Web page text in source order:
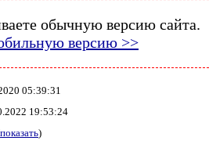
обычную версию сайта.
версию >>
05:39:31
19:53:24
показать)